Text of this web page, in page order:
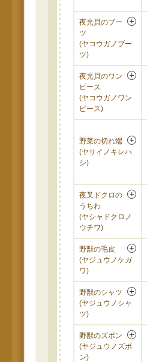
夜光貝のブー
ツ
(ヤコウガノブー
ツ)
夜光貝のワン
ピース
(ヤコウガノワン
ピース)
野菜の切れ端
(ヤサイノキレハ
シ)
夜叉ドクロの
うちわ
(ヤシャドクロノ
ウチワ)
野獣の毛皮
(ヤジュウノケガ
ワ)
野獣のシャツ
(ヤジュウノシャ
ツ)
野獣のズボン
(ヤジュウノズボ
ン)